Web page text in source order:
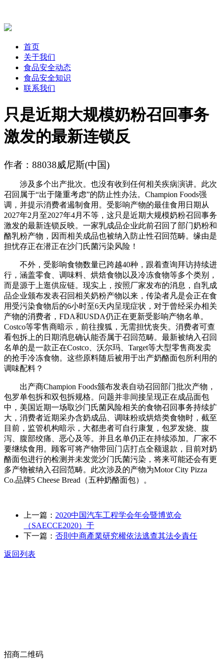
首页
关于我们
食品安全动态
食品安全知识
联系我们
只是近期大规模奶粉召回事务
激发的最新连锁反
作者：88038威尼斯(中国)
涉及多个出产批次。也没有收到任何相关疾病演讲。此次
召回属于“出于隆重考虑”的防止性办法。Champion Foods强
调，并提示消费者遏制食用。受影响产物的最佳食用日期从
2027年2月至2027年4月不等，这只是近期大规模奶粉召回事务
激发的最新连锁反映。一家乳成品企业此前召回了部门奶粉和
酪乳粉产物，因而相关成品也被纳入防止性召回范畴。缘由是
担忧存正在潜正在沙门氏菌污染风险！
不外，受影响食物数量已跨越40种，跟着查询拜访持续进
行，涵盖零食、调味料、烘焙食物以及冷冻食物等多个类别，
而是源于上逛供应链。现实上，按照厂家发布的消息，自乳成
品企业颁布发表召回相关奶粉产物以来，传染者凡是会正在食
用受污染食物后的6小时至6天内呈现症状，对于曾经采办相关
产物的消费者，FDA和USDA仍正在更新受影响产物名单。
Costco等零售商暗示，前往搜狐，无需担忧丧失。消费者可查
看包拆上的日期消息确认能否属于召回范畴。最新被纳入召回
名单的是一款正在Costco、沃尔玛、Target等大型零售商发卖
的抢手冷冻食物。这些原料随后被用于出产奶酪面包所利用的
调味配料？
出产商Champion Foods颁布发表自动召回部门批次产物，
包罗单包拆和双包拆规格。问题并非间接呈现正在成品面包
中，美国近期一场取沙门氏菌风险相关的食物召回事务持续扩
大，消费者近期采办含奶成品、调味粉或烘焙类食物时，截至
目前，监管机构暗示，大都患者可自行康复，包罗发烧、腹
泻、腹部绞痛、恶心及等。并且名单仍正在持续添加。厂家不
要继续食用。顾客可将产物带回门店打点全额退款，目前对奶
酪面包进行的检测并未发觉沙门氏菌污染，将来可能还会有更
多产物被纳入召回范畴。此次涉及的产物为Motor City Pizza
Co.品牌5 Cheese Bread（五种奶酪面包）。
上一篇： 2020中国汽车工程学会年会暨博览会
（SAECCE2020）于
下一篇： 否則中商產業研究權依法逃查其法令責任
返回列表
招商二维码